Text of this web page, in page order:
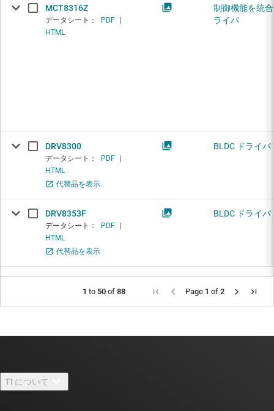
MCT8316Z
データシート： PDF
HTML
制御機能を統
ライバ
DRV8300
データシート： PDF
HTML
代替品を表示
BLDC ドライバ
DRV8353F
データシート： PDF
HTML
代替品を表示
BLDC ドライバ
1 to 50 of 88 Page 1 of 2
TI について